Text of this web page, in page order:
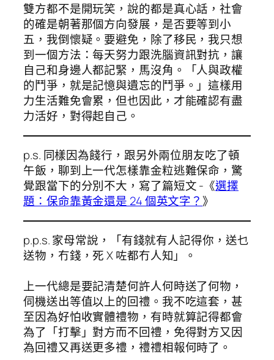
雙方都不是開玩笑，說的都是真心話，社會
的確是朝著那個方向發展，是否要等到小
五，我倒懷疑。要避免，除了移民，我只想
到一個方法：每天努力跟洗腦資訊對抗，讓
自己和身邊人都記緊，馬沒角。「人與政權
的鬥爭，就是記憶與遺忘的鬥爭。」這樣用
力生活難免會累，但也因此，才能確認有盡
力活好，對得起自己。
p.s. 同樣因為餞行，跟另外兩位朋友吃了頓
午飯，聊到上一代怎樣靠金粒逃難保命，驚
覺跟當下的分別不大，寫了篇短文 -《選擇
題：保命靠黃金還是 24 個英文字？》
p.p.s. 家母常說，「有錢就有人記得你，送乜
送物，冇錢，死 X 咗都冇人知」。
上一代總是要記清楚何許人何時送了何物，
伺機送出等值以上的回禮。我不吃這套，甚
至因為好怕收實體禮物，有時就算記得都會
為了「打擊」對方而不回禮，免得對方又因
為回禮又再送更多禮，禮禮相報何時了。